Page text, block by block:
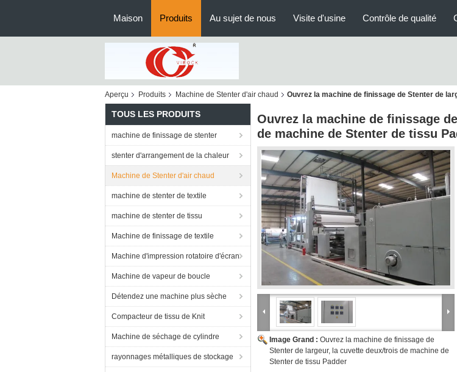
Maison Produits Au sujet de nous Visite d'usine Contrôle de qualité
Aperçu Produits Machine de Stenter d'air chaud Ouvrez la machine de finissage de Stenter de
TOUS LES PRODUITS
machine de finissage de stenter
stenter d'arrangement de la chaleur
Machine de Stenter d'air chaud
machine de stenter de textile
machine de stenter de tissu
Machine de finissage de textile
Machine d'impression rotatoire d'écran
Machine de vapeur de boucle
Détendez une machine plus sèche
Compacteur de tissu de Knit
Machine de séchage de cylindre
rayonnages métalliques de stockage
Ouvrez la machine de finissage
de machine de Stenter de tissu
Image Grand : Ouvrez la machine de finissage de
Stenter de largeur, la cuvette deux/trois de machine de
Stenter de tissu Padder